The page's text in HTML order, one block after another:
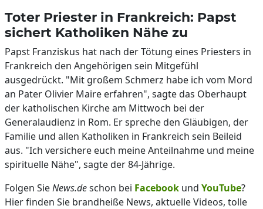
Toter Priester in Frankreich: Papst
sichert Katholiken Nähe zu
Papst Franziskus hat nach der Tötung eines Priesters in
Frankreich den Angehörigen sein Mitgefühl
ausgedrückt. "Mit großem Schmerz habe ich vom Mord
an Pater Olivier Maire erfahren", sagte das Oberhaupt
der katholischen Kirche am Mittwoch bei der
Generalaudienz in Rom. Er spreche den Gläubigen, der
Familie und allen Katholiken in Frankreich sein Beileid
aus. "Ich versichere euch meine Anteilnahme und meine
spirituelle Nähe", sagte der 84-Jährige.
Folgen SieNews.deschon bei Facebook und YouTube?
Hier finden Sie brandheiße News, aktuelle Videos, tolle